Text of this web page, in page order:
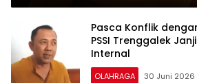
Pasca Konflik
PSSI Trenggalek
Internal
OLAHRAGA 30 Juni 2026